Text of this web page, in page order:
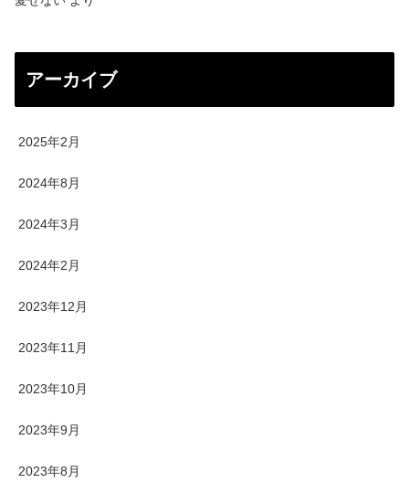
アーカイブ
2025年2月
2024年8月
2024年3月
2024年2月
2023年12月
2023年11月
2023年10月
2023年9月
2023年8月